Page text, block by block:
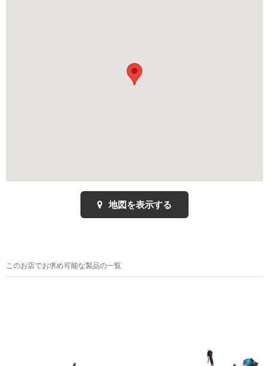
地図を表示する
このお店でお求め可能な製品の一覧